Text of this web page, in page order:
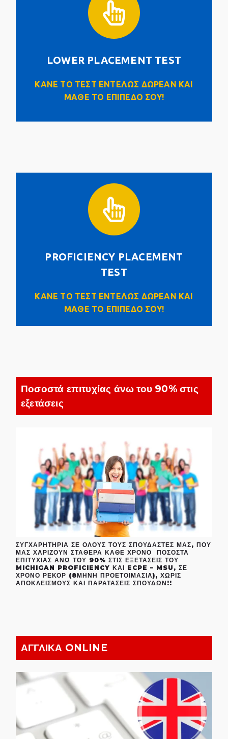
LOWER PLACEMENT TEST
ΚΑΝΕ ΤΟ ΤΕΣΤ ΕΝΤΕΛΩΣ ΔΩΡΕΑΝ ΚΑΙ
ΜΑΘΕ ΤΟ ΕΠΙΠΕΔΟ ΣΟΥ!
LOWER PLACEMENT TEST
Click Here
PROFICIENCY PLACEMENT
TEST
ΚΑΝΕ ΤΟ ΤΕΣΤ ΕΝΤΕΛΩΣ ΔΩΡΕΑΝ ΚΑΙ
ΜΑΘΕ ΤΟ ΕΠΙΠΕΔΟ ΣΟΥ!
PROFICIENCY PLACEMENT TEST
Click Here
Ποσοστά επιτυχίας άνω του 90% στις
εξετάσεις
ΣΥΓΧΑΡΗΤΉΡΙΑ ΣΕ ΌΛΟΥΣ ΤΟΥΣ ΣΠΟΥΔΑΣΤΈΣ ΜΑΣ, ΠΟΥ
ΜΑΣ ΧΑΡΊΖΟΥΝ ΣΤΑΘΕΡΆ ΚΆΘΕ ΧΡΌΝΟ ΠΟΣΟΣΤΆ
ΕΠΙΤΥΧΊΑΣ ΆΝΩ ΤΟΥ 90% ΣΤΙΣ ΕΞΕΤΆΣΕΙΣ ΤΟΥ
MICHIGAN PROFICIENCY ΚΑΙ ECPE – MSU, ΣΕ
ΧΡΌΝΟ ΡΕΚΌΡ (8ΜΗΝΗ ΠΡΟΕΤΟΙΜΑΣΊΑ), ΧΩΡΊΣ
ΑΠΟΚΛΕΙΣΜΟΎΣ ΚΑΙ ΠΑΡΑΤΆΣΕΙΣ ΣΠΟΥΔΏΝ!!
ΑΓΓΛΙΚΑ ONLINE